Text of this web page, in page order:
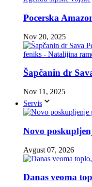
Pocerska
Nov 20, 2025
Šapčanin dr
Nov 11, 2025
Servis
Novo
Avgust 07, 2026
Danas veoma